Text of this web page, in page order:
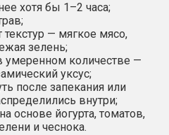
хотя бы 1–2 часа;
текстур — мягкое мясо,
зелень;
умеренном количестве —
уксус;
после запекания или
внутри;
основе йогурта, томатов,
и чеснока.